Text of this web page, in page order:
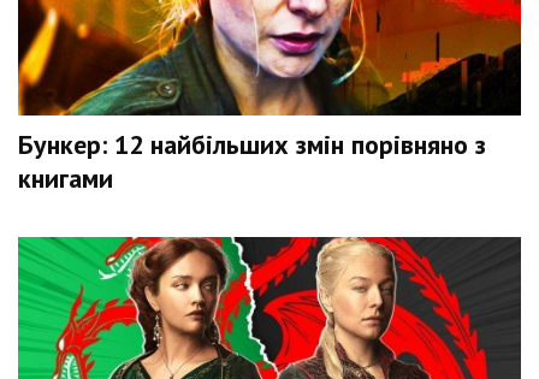
Бункер: 12 найбільших змін порівняно з
книгами